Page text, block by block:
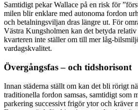
Samtidigt pekar Wallace på en risk för
milen blir enklare med autonoma fordon
och betalningsviljan dras längre ut. För
Västra Kungsholmen kan det betyda
kvarteren inte ställer om till mer låg-
vardagskvalitet.
Övergångsfas – och tidshorisont
Innan städerna ställt om kan det bli rörigt
traditionella fordon samsas, samtidigt som
parkering successivt frigör ytor och kräver